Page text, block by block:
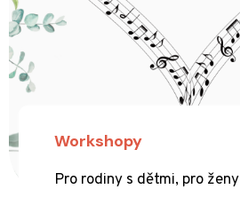
Workshopy
Pro rodiny s dětmi, pro ženy